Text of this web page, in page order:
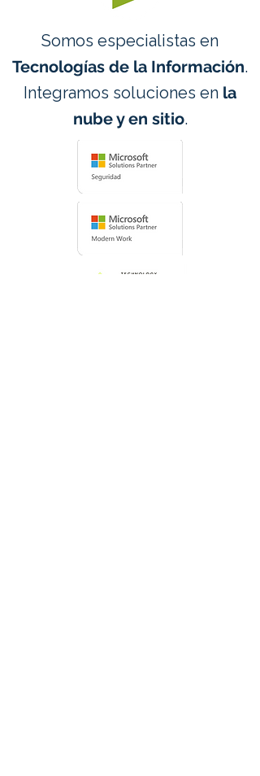
Somos especialistas en
Tecnologías de la Información.
Integramos soluciones en la
nube y en sitio.